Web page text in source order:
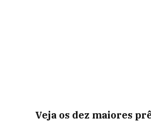
Veja os dez maiores